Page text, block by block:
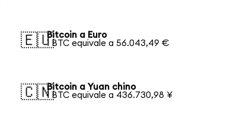
🇪🇺Bitcoin a Euro
1 BTC equivale a 56.043,49 €
🇨🇳Bitcoin a Yuan chino
1 BTC equivale a 436.730,98 ¥